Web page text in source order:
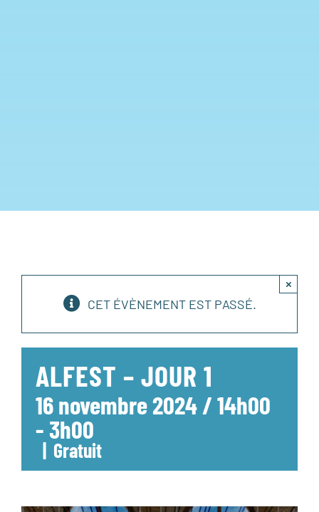
CET ÉVÈNEMENT EST PASSÉ.
×
ALFEST – JOUR 1
16 novembre 2024 / 14h00
-3h00
| Gratuit